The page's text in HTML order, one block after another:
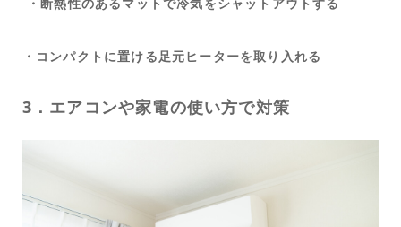
・断熱性のあるマットで冷気をシャットアウトする
・コンパクトに置ける足元ヒーターを取り入れる
3．エアコンや家電の使い方で対策